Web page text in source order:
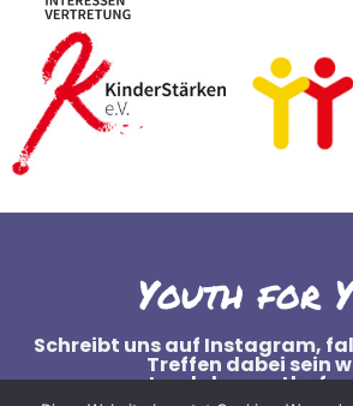
Youth for
Schreibt uns auf Instagram,
Treffen dabei sein